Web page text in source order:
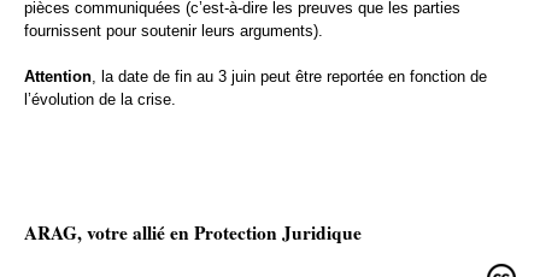
pièces communiquées (c’est-à-dire les preuves que les parties
fournissent pour soutenir leurs arguments).
Attention, la date de fin au 3 juin peut être reportée en fonction de
l’évolution de la crise.
ARAG, votre allié en Protection Juridique